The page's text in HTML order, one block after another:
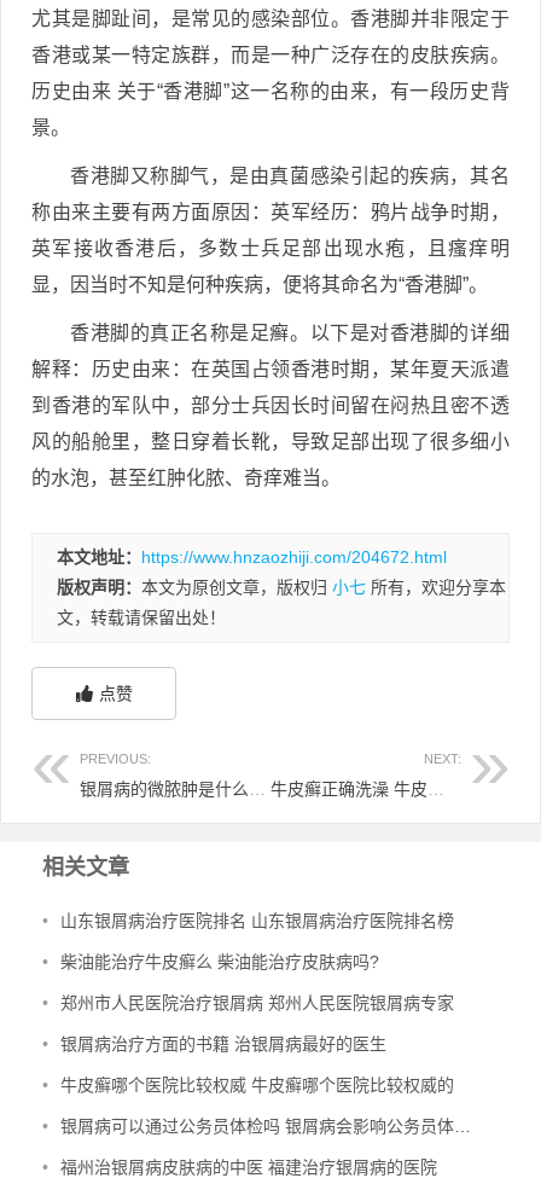
尤其是脚趾间，是常见的感染部位。香港脚并非限定于
香港或某一特定族群，而是一种广泛存在的皮肤疾病。
历史由来 关于“香港脚”这一名称的由来，有一段历史背
景。
香港脚又称脚气，是由真菌感染引起的疾病，其名
称由来主要有两方面原因：英军经历：鸦片战争时期，
英军接收香港后，多数士兵足部出现水疱，且瘙痒明
显，因当时不知是何种疾病，便将其命名为“香港脚”。
香港脚的真正名称是足癣。以下是对香港脚的详细
解释：历史由来：在英国占领香港时期，某年夏天派遣
到香港的军队中，部分士兵因长时间留在闷热且密不透
风的船舱里，整日穿着长靴，导致足部出现了很多细小
的水泡，甚至红肿化脓、奇痒难当。
本文地址： https://www.hnzaozhiji.com/204672.html
版权声明： 本文为原创文章，版权归 小七 所有，欢迎分享本
文，转载请保留出处！
点赞
PREVIOUS: NEXT:
相关文章
• 山东银屑病治疗医院排名 山东银屑病治疗医院排名榜
• 柴油能治疗牛皮癣么 柴油能治疗皮肤病吗?
• 郑州市人民医院治疗银屑病 郑州人民医院银屑病专家
• 银屑病治疗方面的书籍 治银屑病最好的医生
• 牛皮癣哪个医院比较权威 牛皮癣哪个医院比较权威的
• 银屑病可以通过公务员体检吗 银屑病会影响公务员体检通过吗
• 福州治银屑病皮肤病的中医 福建治疗银屑病的医院